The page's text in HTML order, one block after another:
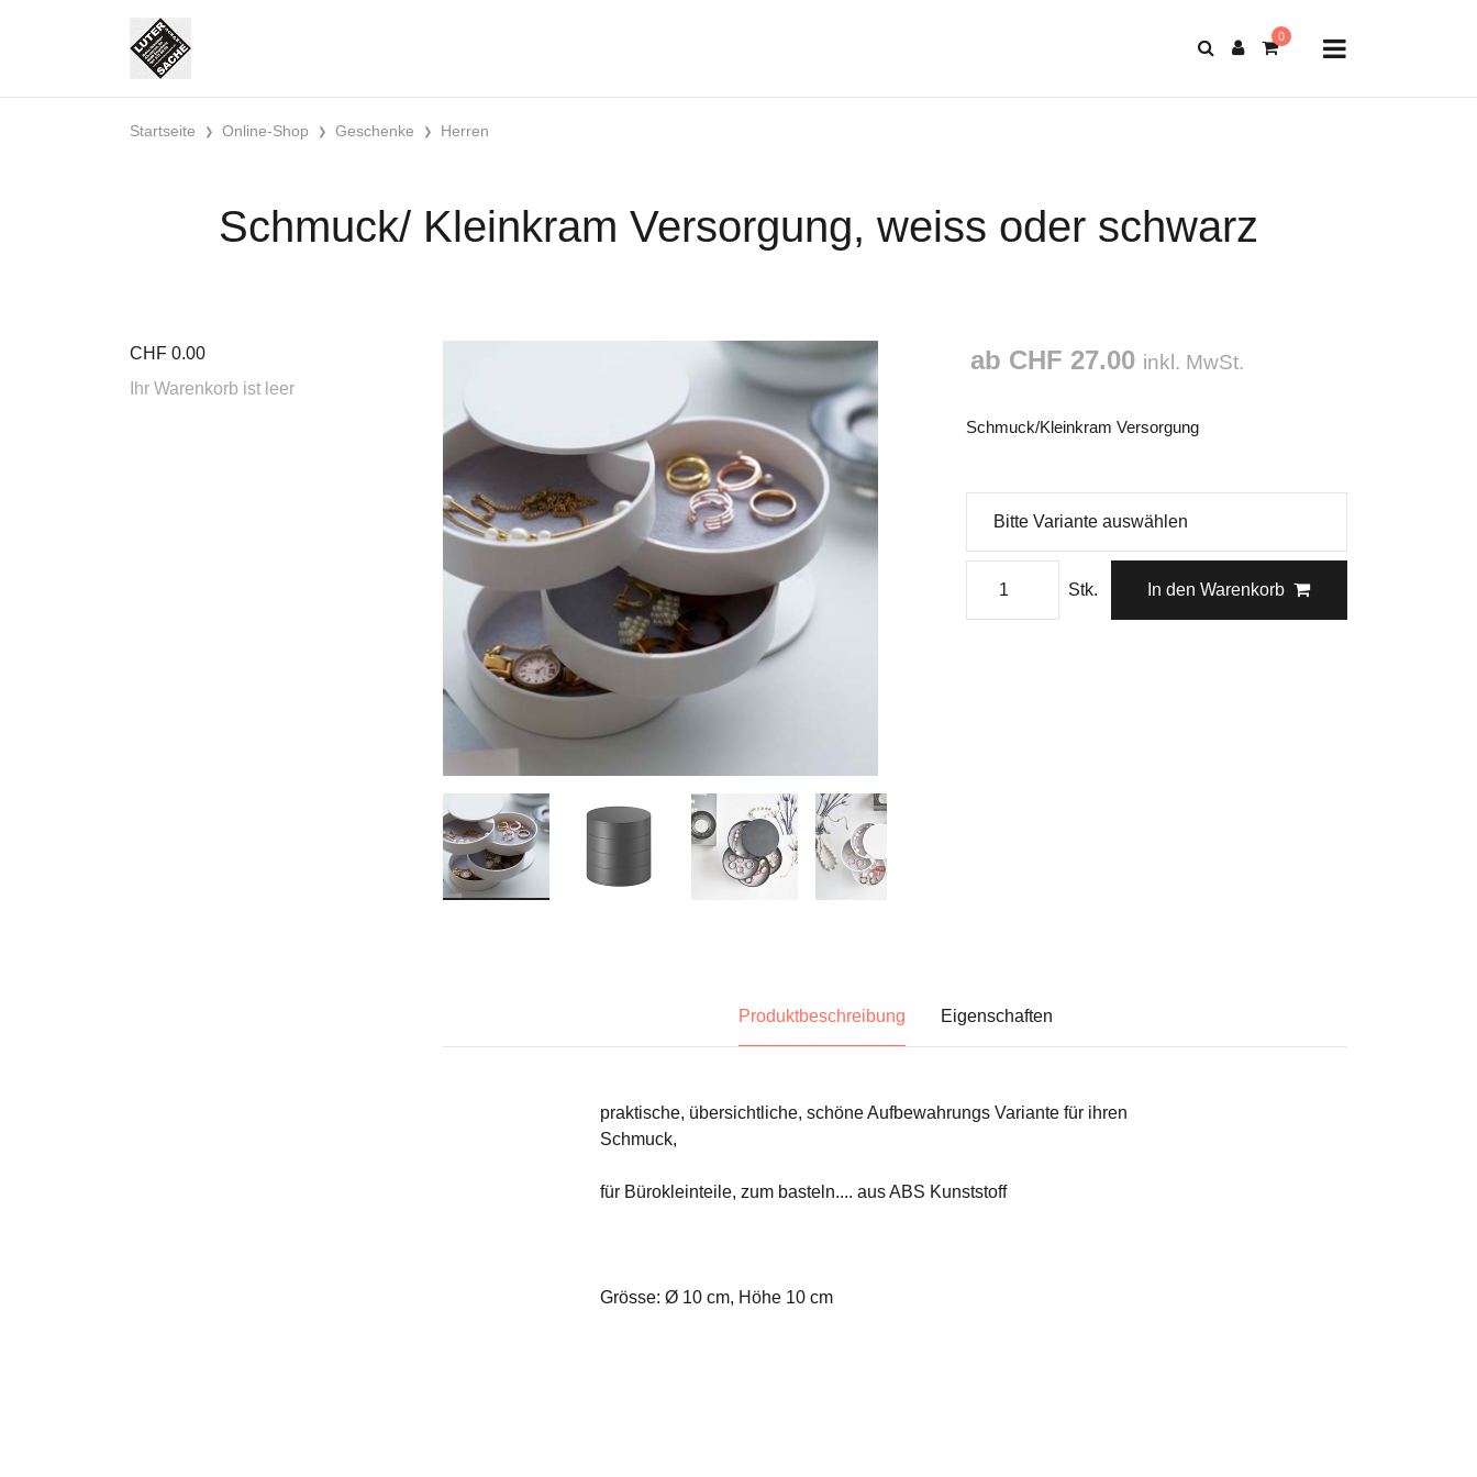
Startseite Online-Shop Geschenke Herren
Schmuck/ Kleinkram Versorgung, weiss oder schwarz
CHF 0.00
Ihr Warenkorb ist leer
ab CHF 27.00 inkl. MwSt.
Schmuck/Kleinkram Versorgung
Stk. In den Warenkorb
Produktbeschreibung Eigenschaften
praktische, übersichtliche, schöne Aufbewahrungs Variante für ihren
Schmuck,
für Bürokleinteile, zum basteln.... aus ABS Kunststoff
Grösse: Ø 10 cm, Höhe 10 cm